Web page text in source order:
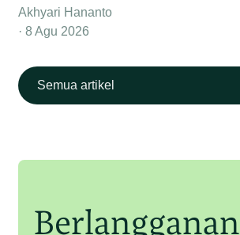
Akhyari Hananto
8 Agu 2026
Semua artikel
Berlangganan